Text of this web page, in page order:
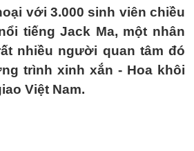
với 3.000 sinh viên chiều
tiếng Jack Ma, một nhân
nhiều người quan tâm đó
trình xinh xắn - Hoa khôi
Việt Nam.